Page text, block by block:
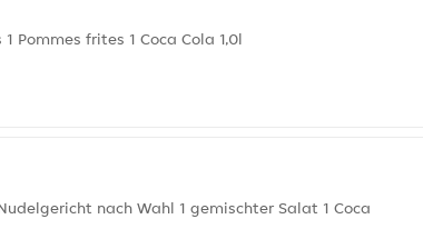
Pommes frites 1 Coca Cola 1,0l
nach Wahl 1 gemischter Salat 1 Coca